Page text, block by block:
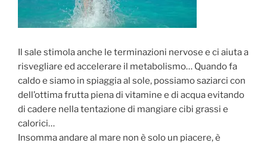
Il sale stimola anche le terminazioni nervose e ci aiuta a
risvegliare ed accelerare il metabolismo… Quando fa
caldo e siamo in spiaggia al sole, possiamo saziarci con
dell’ottima frutta piena di vitamine e di acqua evitando
di cadere nella tentazione di mangiare cibi grassi e
calorici…
Insomma andare al mare non è solo un piacere, è